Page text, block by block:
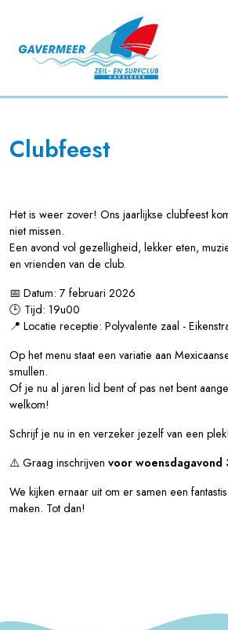
Clubfeest
Het is weer zover! Ons jaarlijkse clubfeest
niet missen.
Een avond vol gezelligheid, lekker eten,
en vrienden van de club.
📅 Datum: 7 februari 2026
🕒 Tijd: 19u00
📍 Locatie receptie: Polyvalente zaal -
Op het menu staat een variatie aan
smullen.
Of je nu al jaren lid bent of pas net bent
welkom!
Schrijf je nu in en verzeker jezelf van een plek!
⚠️ Graag inschrijven voor woensdagavond
We kijken ernaar uit om er samen een
maken. Tot dan!